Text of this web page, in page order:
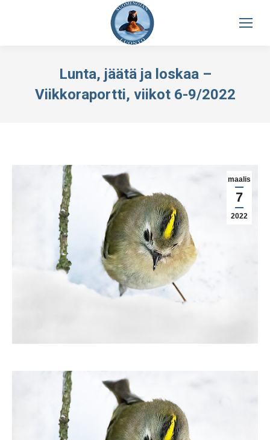
Lunta, jäätä ja loskaa –
Viikkoraportti, viikot 6-9/2022
maalis
7
2022